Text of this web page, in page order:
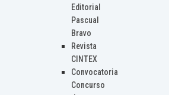
Editorial
Pascual
Bravo
Revista
CINTEX
Convocatoria
Concurso